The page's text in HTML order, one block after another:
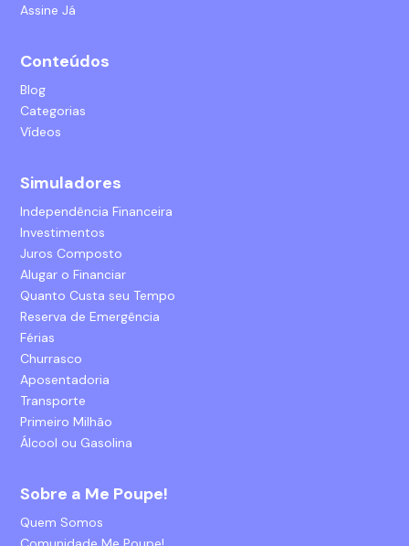
Assine Já
Conteúdos
Blog
Categorias
Vídeos
Simuladores
Independência Financeira
Investimentos
Juros Composto
Alugar o Financiar
Quanto Custa seu Tempo
Reserva de Emergência
Férias
Churrasco
Aposentadoria
Transporte
Primeiro Milhão
Álcool ou Gasolina
Sobre a Me Poupe!
Quem Somos